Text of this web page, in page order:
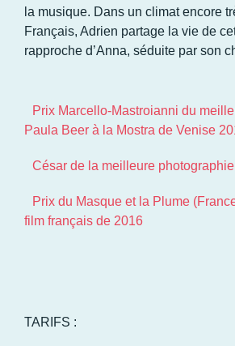
la musique. Dans un climat encore
Français, Adrien partage la vie de
rapproche d’Anna, séduite par son
Prix Marcello-Mastroianni du
Paula Beer à la Mostra de Venise
César de la meilleure
Prix du Masque et la Plume
film français de 2016
TARIFS :